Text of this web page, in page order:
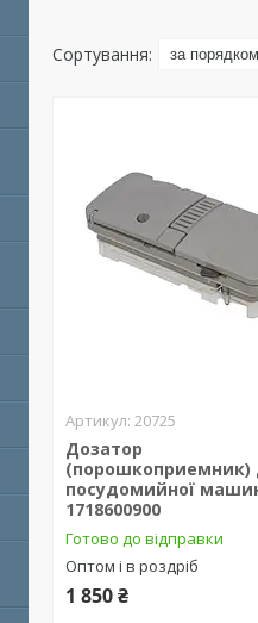
20725
Дозатор
(порошкоприемник)
посудомийної
1718600900
Готово до відправки
Оптом і в роздріб
1 850 ₴